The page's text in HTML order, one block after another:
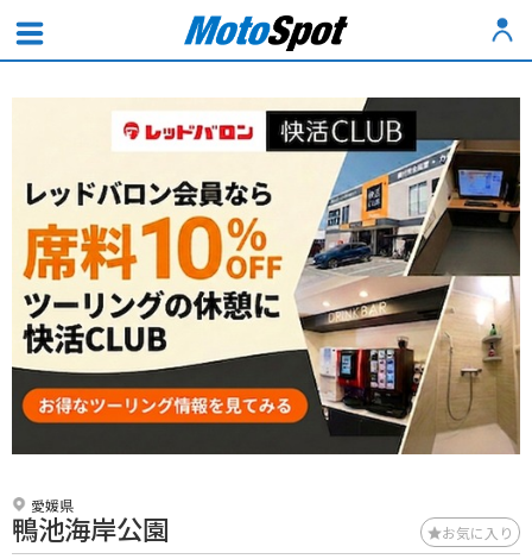
愛媛県
鴨池海岸公園 お気に入り